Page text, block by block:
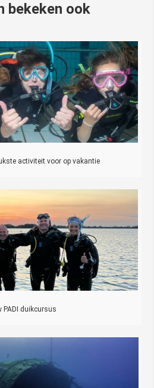
bekeken ook
activiteit voor op vakantie
PADI duikcursus